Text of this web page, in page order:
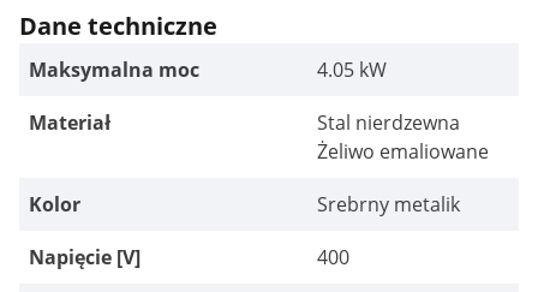
Dane techniczne
Maksymalna moc
4.05 kW
Materiał
Stal nierdzewna
Żeliwo emaliowane
Kolor
Srebrny metalik
Napięcie [V]
400